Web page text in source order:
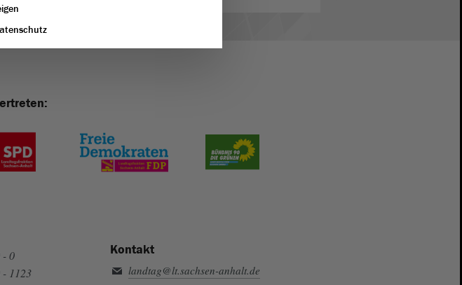
- 0
1123
Kontakt
landtag@lt.sachsen-anhalt.de